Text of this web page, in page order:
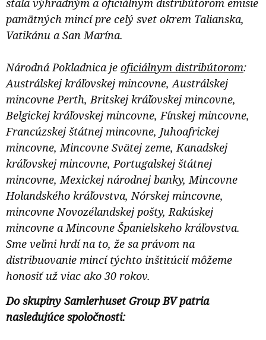
stala výhradným a oficiálnym distribútorom emisie
pamätných mincí pre celý svet okrem Talianska,
Vatikánu a San Marína.
Národná Pokladnica je oficiálnym distribútorom:
Austrálskej kráľovskej mincovne, Austrálskej
mincovne Perth, Britskej kráľovskej mincovne,
Belgickej kráľovskej mincovne, Fínskej mincovne,
Francúzskej štátnej mincovne, Juhoafrickej
mincovne, Mincovne Svätej zeme, Kanadskej
kráľovskej mincovne, Portugalskej štátnej
mincovne, Mexickej národnej banky, Mincovne
Holandského kráľovstva, Nórskej mincovne,
mincovne Novozélandskej pošty, Rakúskej
mincovne a Mincovne Španielskeho kráľovstva.
Sme veľmi hrdí na to, že sa právom na
distribuovanie mincí týchto inštitúcií môžeme
honosiť už viac ako 30 rokov.
Do skupiny Samlerhuset Group BV patria
nasledujúce spoločnosti: